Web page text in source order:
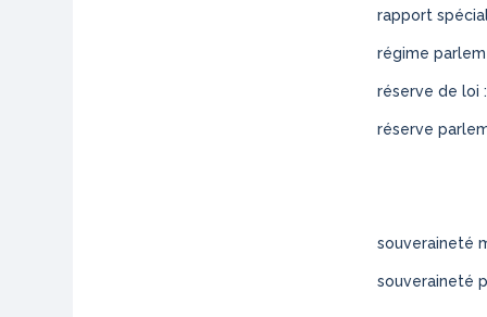
rapport
régime
réserve de loi :
réserve
souveraineté
souveraineté